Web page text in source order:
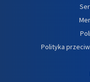
Polityka